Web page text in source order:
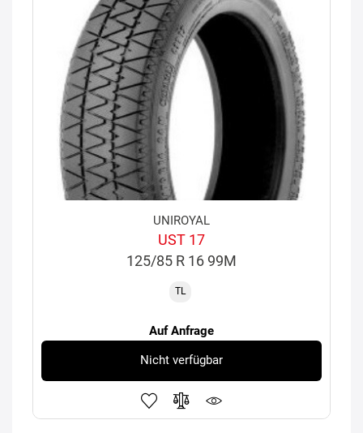
UNIROYAL
UST 17
125/85 R 16 99M
TL
Auf Anfrage
Nicht verfügbar